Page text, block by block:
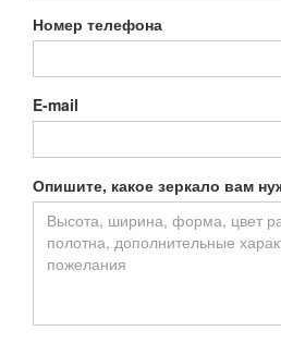
Номер телефона
E-mail
Опишите, какое зеркало вам